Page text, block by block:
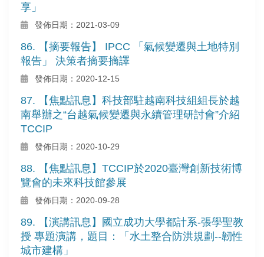
享」
發佈日期：2021-03-09
86. 【摘要報告】 IPCC 「氣候變遷與土地特別
報告」 決策者摘要摘譯
發佈日期：2020-12-15
87. 【焦點訊息】科技部駐越南科技組組長於越
南舉辦之“台越氣候變遷與永續管理研討會”介紹
TCCIP
發佈日期：2020-10-29
88. 【焦點訊息】TCCIP於2020臺灣創新技術博
覽會的未來科技館參展
發佈日期：2020-09-28
89. 【演講訊息】國立成功大學都計系-張學聖教
授 專題演講，題目：「水土整合防洪規劃--韌性
城市建構」